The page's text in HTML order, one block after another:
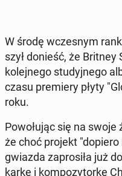
W środę wcze­snym
szył donieść, że
ko­lej­ne­go stu­dyj­ne­go
czasu pre­mie­ry płyty
roku.
Po­wo­łu­jąc się na swoje
że choć projekt
gwiazda za­pro­si­ła już
kar­kę i kom­po­zy­tor­kę